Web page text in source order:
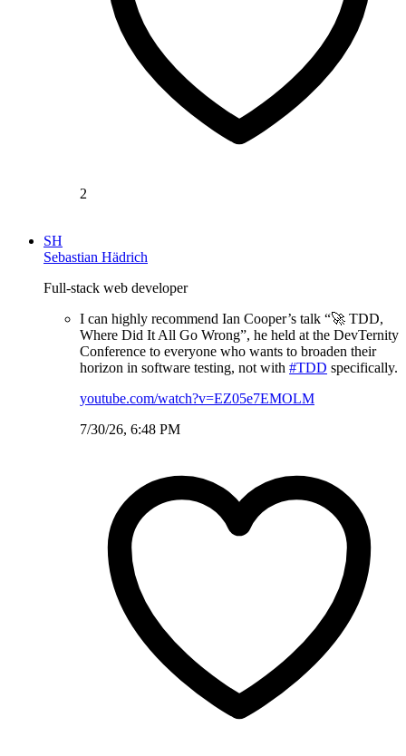
2
SH
Sebastian Hädrich
Full-stack web developer
I can highly recommend Ian Cooper’s talk “🚀 TDD,
Where Did It All Go Wrong”, he held at the DevTernity
Conference to everyone who wants to broaden their
horizon in software testing, not with #TDD specifically.
youtube.com/watch?v=EZ05e7EMOLM
7/30/26, 6:48 PM